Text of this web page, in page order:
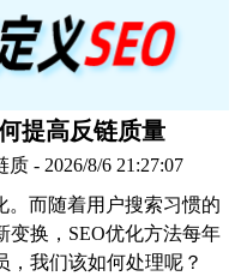
提高反链质量
- 2026/8/6 21:27:07
。而随着用户搜索习惯的
变换，SEO优化方法每年
，我们该如何处理呢？